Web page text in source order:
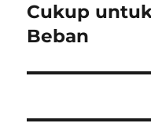
Cukup
Beban